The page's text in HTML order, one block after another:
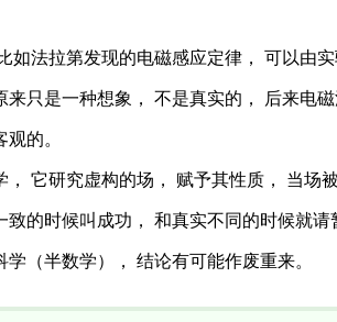
如法拉第发现的电磁感应定律， 可以由实
来只是一种想象， 不是真实的， 后来电磁
的。
它研究虚构的场， 赋予其性质， 当场
的时候叫成功， 和真实不同的时候就请
（半数学）， 结论有可能作废重来。